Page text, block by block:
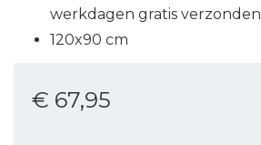
werkdagen gratis verzonden
120x90 cm
€ 67,95